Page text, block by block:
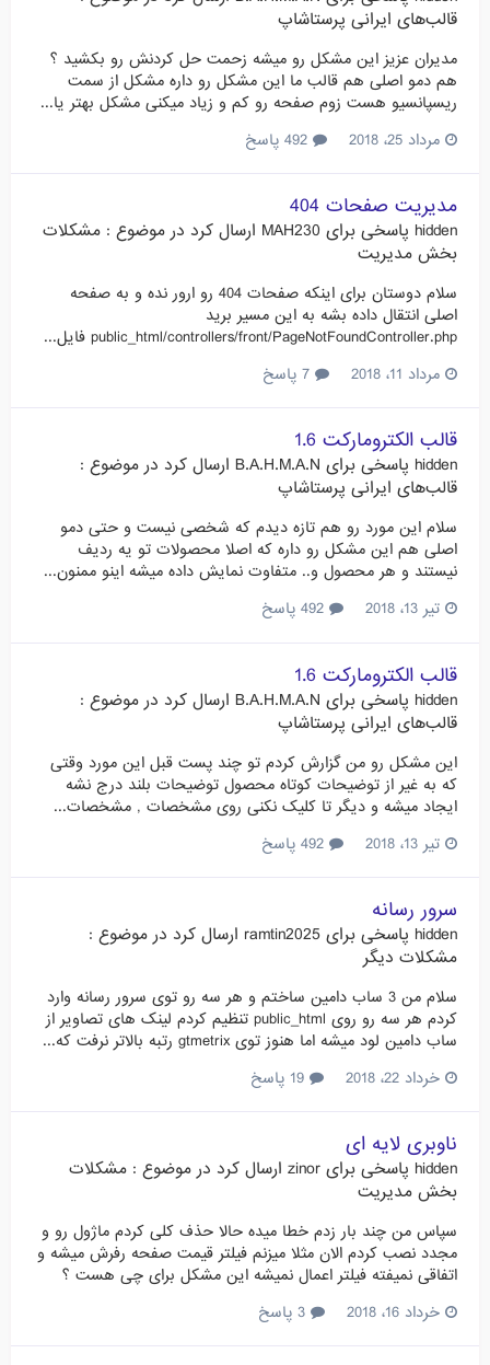
قالب‌های ایرانی پرستاشاپ
مدیران عزیز این مشکل رو میشه زحمت حل کردنش رو بکشید ؟
هم دمو اصلی هم قالب ما این مشکل رو داره مشکل از سمت
ریسپانسیو هست زوم صفحه رو کم و زیاد میکنی مشکل بهتر یا...
مرداد 25، 2018
مدیریت صفحات 404
hidden پاسخی برای MAH230 ارسال کرد در موضوع : مشکلات
بخش مدیریت
سلام دوستان برای اینکه صفحات 404 رو ارور نده و به صفحه
اصلی انتقال داده بشه به این مسیر برید
public_html/controllers/front/PageNotFoundController.php فایل...
مرداد 11، 2018
قالب الکترومارکت 1.6
hidden پاسخی برای B.A.H.M.A.N ارسال کرد در موضوع :
قالب‌های ایرانی پرستاشاپ
سلام این مورد رو هم تازه دیدم که شخصی نیست و حتی دمو
اصلی هم این مشکل رو داره که اصلا محصولات تو یه ردیف
نیستند و هر محصول و.. متفاوت نمایش داده میشه اینو ممنون...
تیر 13، 2018
قالب الکترومارکت 1.6
hidden پاسخی برای B.A.H.M.A.N ارسال کرد در موضوع :
قالب‌های ایرانی پرستاشاپ
این مشکل رو من گزارش کردم تو چند پست قبل این مورد وقتی
که به غیر از توضیحات کوتاه محصول توضیحات بلند درج نشه
ایجاد میشه و دیگر تا کلیک نکنی روی مشخصات , مشخصات...
تیر 13، 2018
سرور رسانه
hidden پاسخی برای ramtin2025 ارسال کرد در موضوع :
مشکلات دیگر
سلام من 3 ساب دامین ساختم و هر سه رو توی سرور رسانه وارد
کردم هر سه رو روی public_html تنظیم کردم لینک های تصاویر از
ساب دامین لود میشه اما هنوز توی gtmetrix رتبه بالاتر نرفت که...
خرداد 22، 2018
ناوبری لایه ای
hidden پاسخی برای zinor ارسال کرد در موضوع : مشکلات
بخش مدیریت
سپاس من چند بار زدم خطا میده حالا حذف کلی کردم ماژول رو و
مجدد نصب کردم الان مثلا میزنم فیلتر قیمت صفحه رفرش میشه و
اتفاقی نمیفته فیلتر اعمال نمیشه این مشکل برای چی هست ؟
خرداد 16، 2018